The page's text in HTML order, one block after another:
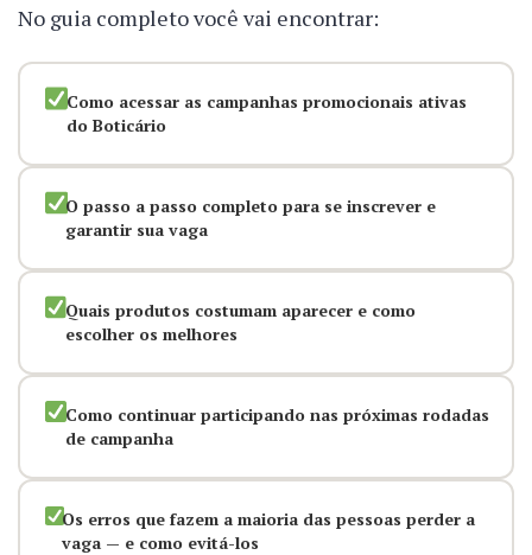
No guia completo você vai encontrar:
Como acessar as campanhas promocionais ativas
do Boticário
O passo a passo completo para se inscrever e
garantir sua vaga
Quais produtos costumam aparecer e como
escolher os melhores
Como continuar participando nas próximas rodadas
de campanha
Os erros que fazem a maioria das pessoas perder a
vaga — e como evitá-los